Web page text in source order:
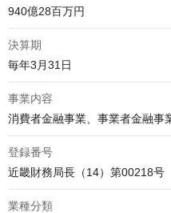
940億28百万円
決算期
毎年3月31日
事業内容
消費者金融事業、事業者金融事
登録番号
近畿財務局長（14）第00218号
業種分類